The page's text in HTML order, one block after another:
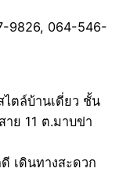
9826, 064-546-
ไตล์บ้านเดี่ยว ชั้น
ย 11 ต.มาบข่า
เดินทางสะดวก